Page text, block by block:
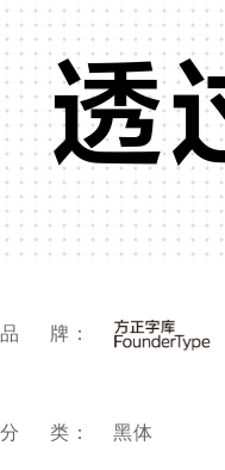
透
品 牌：
分 类： 黑体